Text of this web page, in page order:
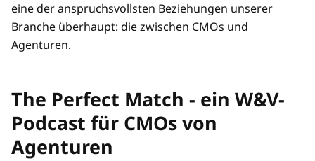
eine der anspruchsvollsten Beziehungen unserer
Branche überhaupt: die zwischen CMOs und
Agenturen.
The Perfect Match - ein W&V-
Podcast für CMOs von
Agenturen